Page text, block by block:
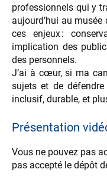
professionnels qui y
aujourd’hui au
ces enjeux :
implication des
des personnels.
J’ai à cœur, si ma
sujets et de
inclusif, durable, et
Présentation
Vous ne pouvez pas
pas accepté le dépôt